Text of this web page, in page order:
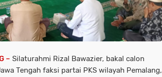
– Silaturahmi Rizal Bawazier, bakal calon
Tengah faksi partai PKS wilayah Pemalang,